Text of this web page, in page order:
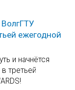
ежегодной
и начнётся
третьей